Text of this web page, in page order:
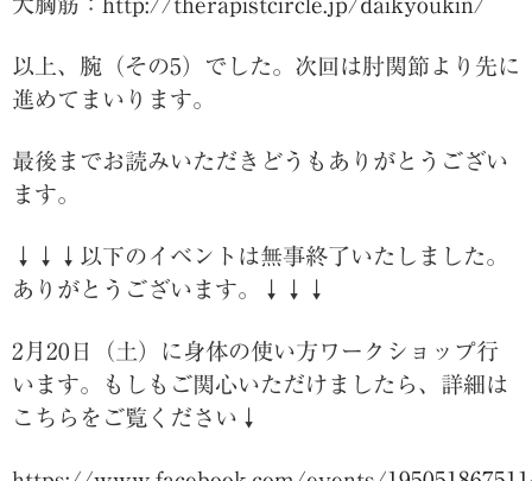
以上、腕（その5）でした。次回は肘関節より先に
進めてまいります。
最後までお読みいただきどうもありがとうござい
ます。
↓↓↓以下のイベントは無事終了いたしました。
ありがとうございます。↓↓↓
2月20日（土）に身体の使い方ワークショップ行
います。もしもご関心いただけましたら、詳細は
こちらをご覧ください↓